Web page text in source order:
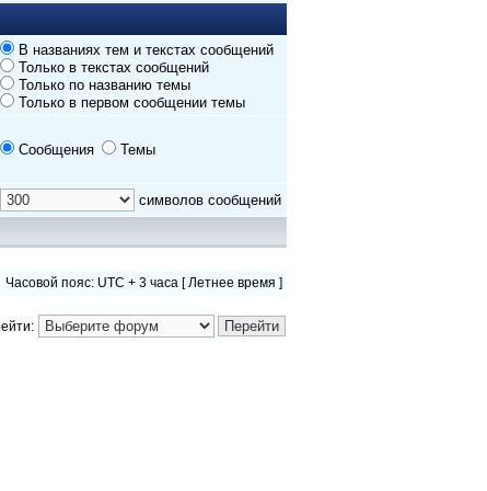
В названиях тем и текстах сообщений
Только в текстах сообщений
Только по названию темы
Только в первом сообщении темы
Сообщения Темы
символов сообщений
Часовой пояс: UTC + 3 часа [ Летнее время ]